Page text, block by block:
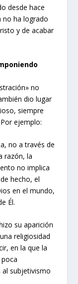
desde hace
no ha logrado
y de acabar
no
dio lugar
siempre
ejemplo:
no a través de
razón, la
no implica
hecho, el
en el mundo,
Él.
su aparición
religiosidad
en la que la
subjetivismo